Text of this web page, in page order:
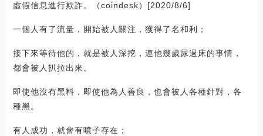
虛假信息進行欺詐。（coindesk）[2020/8/6]
一個人有了流量，開始被人關注，獲得了名和利；
接下來等待他的，就是被人深挖，連他幾歲尿過床的事情，
都會被人扒拉出來。
即使他沒有黑料，即使他為人善良，也會被人各種針對，各
種黑。
有人成功，就會有噴子存在；